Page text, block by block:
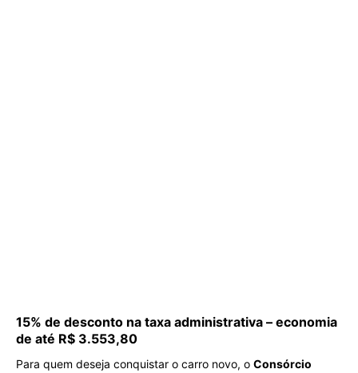
15% de desconto na taxa administrativa – economia
de até R$ 3.553,80
Para quem deseja conquistar o carro novo, o Consórcio